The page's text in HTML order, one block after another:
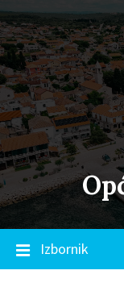
Skip
to
content
Skip
to
main
navigation
Skip
to
footer
Izbornik